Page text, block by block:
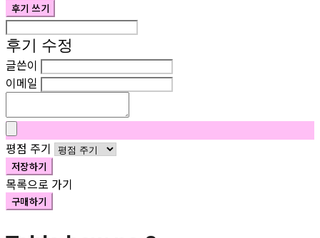
후기 쓰기
후기 수정
글쓴이
이메일
평점 주기
저장하기
목록으로 가기
구매하기